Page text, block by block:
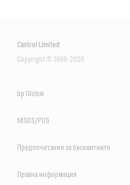
Castrol Limited
Copyright © 1999-2026
bp Global
MSDS/PDS
Предпочитания за бисквитките
Правна информация